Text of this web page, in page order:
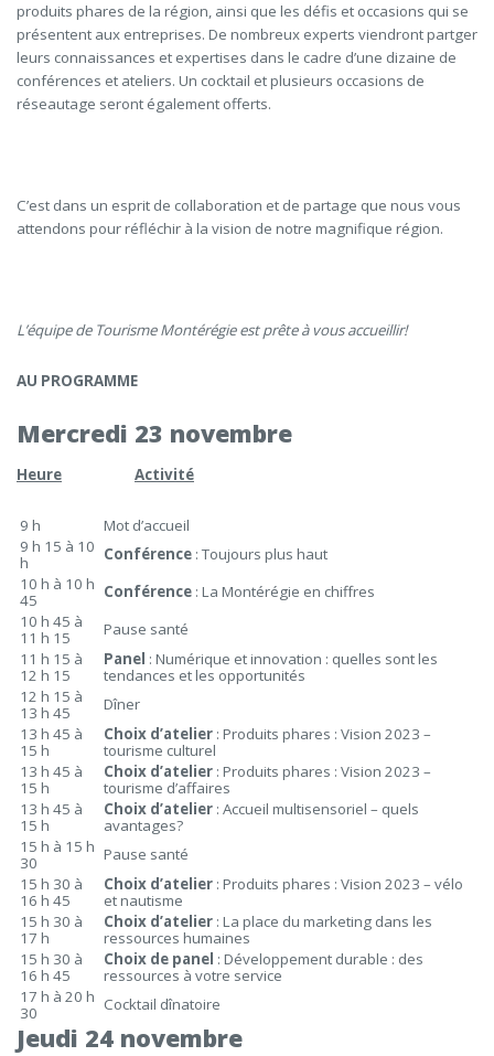
produits phares de la région, ainsi que les défis et occasions qui se
présentent aux entreprises. De nombreux experts viendront partger
leurs connaissances et expertises dans le cadre d’une dizaine de
conférences et ateliers. Un cocktail et plusieurs occasions de
réseautage seront également offerts.
C’est dans un esprit de collaboration et de partage que nous vous
attendons pour réfléchir à la vision de notre magnifique région.
L’équipe de Tourisme Montérégie est prête à vous accueillir!
AU PROGRAMME
Mercredi 23 novembre
Heure Activité
9 h
Mot d’accueil
9 h 15 à 10
h
Conférence : Toujours plus haut
10 h à 10 h
45
Conférence : La Montérégie en chiffres
10 h 45 à
11 h 15
Pause santé
11 h 15 à
12 h 15
Panel : Numérique et innovation : quelles sont les
tendances et les opportunités
12 h 15 à
13 h 45
Dîner
13 h 45 à
15 h
Choix d’atelier : Produits phares : Vision 2023 –
tourisme culturel
13 h 45 à
15 h
Choix d’atelier : Produits phares : Vision 2023 –
tourisme d’affaires
13 h 45 à
15 h
Choix d’atelier : Accueil multisensoriel – quels
avantages?
15 h à 15 h
30
Pause santé
15 h 30 à
16 h 45
Choix d’atelier : Produits phares : Vision 2023 – vélo
et nautisme
15 h 30 à
17 h
Choix d’atelier : La place du marketing dans les
ressources humaines
15 h 30 à
16 h 45
Choix de panel : Développement durable : des
ressources à votre service
17 h à 20 h
30
Cocktail dînatoire
Jeudi 24 novembre